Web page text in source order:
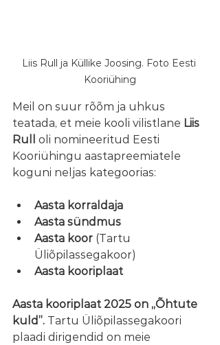
Liis Rull ja Küllike Joosing. Foto Eesti
Kooriühing
Meil on suur rõõm ja uhkus
teatada, et meie kooli vilistlane Liis
Rull
oli nomineeritud Eesti
Kooriühingu aastapreemiatele
koguni neljas kategoorias:
Aasta korraldaja
Aasta sündmus
Aasta koor (Tartu
Üliõpilassegakoor)
Aasta kooriplaat
Aasta kooriplaat 2025 on „Õhtute
kuld”. Tartu Üliõpilassegakoori
plaadi dirigendid on meie